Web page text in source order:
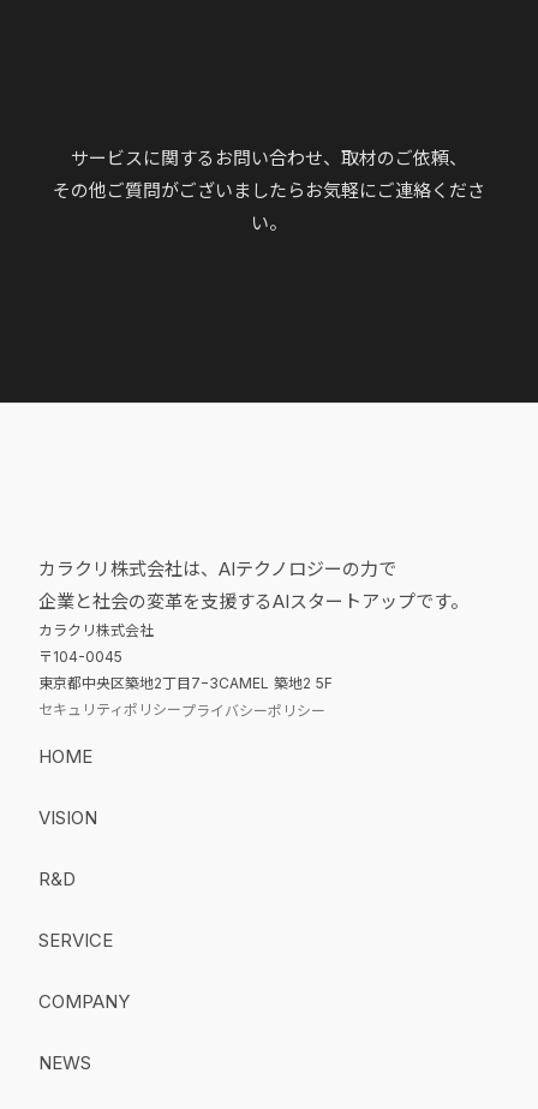
サービスに関するお問い合わせ、取材のご依頼、
その他ご質問がございましたらお気軽にご連絡くださ
い。
カラクリ株式会社は、AIテクノロジーの力で
企業と社会の変革を支援するAIスタートアップです。
カラクリ株式会社
〒104-0045
東京都中央区築地2丁目7−3CAMEL 築地2 5F
セキュリティポリシープライバシーポリシー
HOME
VISION
R&D
SERVICE
COMPANY
NEWS